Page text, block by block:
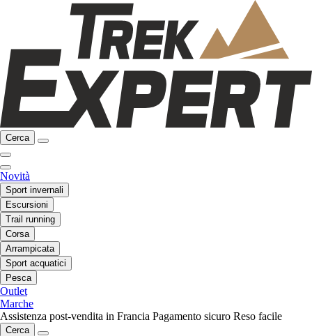
Cerca
Novità
Sport invernali
Escursioni
Trail running
Corsa
Arrampicata
Sport acquatici
Pesca
Outlet
Marche
Assistenza post-vendita in Francia Pagamento sicuro Reso facile
Cerca